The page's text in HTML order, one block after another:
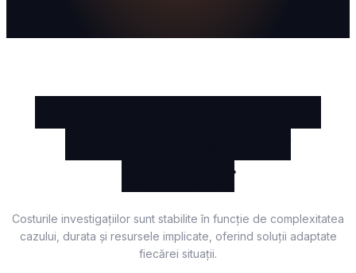
particular
Costurile investigațiilor sunt stabilite în funcție de complexitatea
cazului, durata și resursele implicate, oferind soluții adaptate
fiecărei situații.